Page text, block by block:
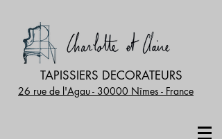
TAPISSIERS DECORATEURS
26 rue de l'Agau - 30000 Nîmes - France